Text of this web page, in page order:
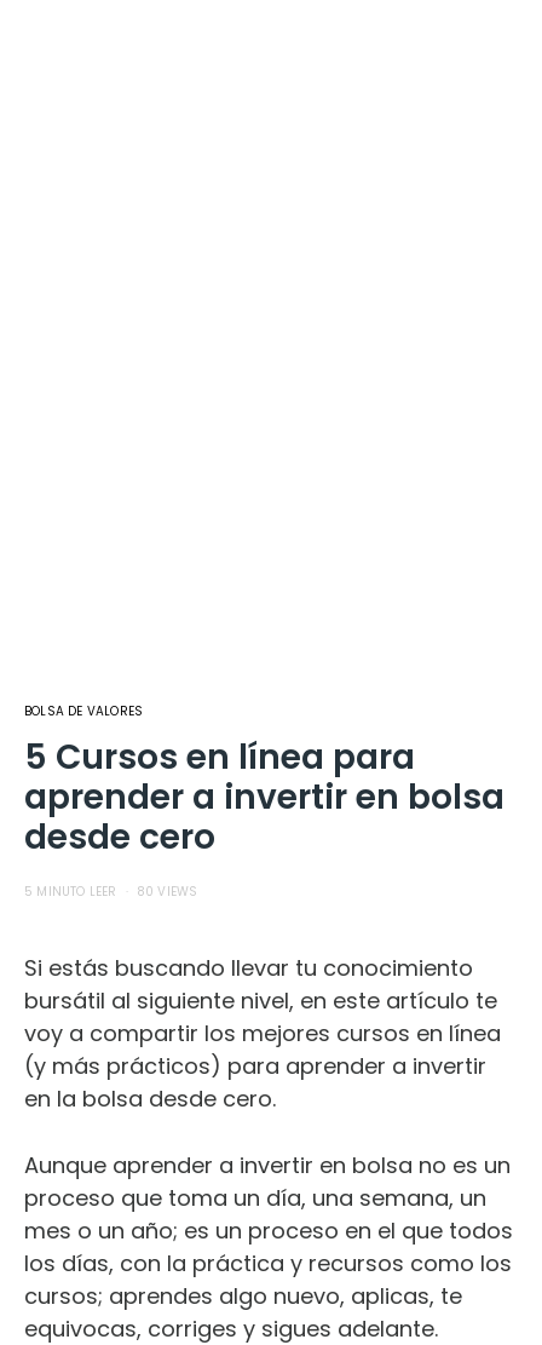
BOLSA DE VALORES
5 Cursos en línea para
aprender a invertir en bolsa
desde cero
5 MINUTO LEER 80 VIEWS
Si estás buscando llevar tu conocimiento
bursátil al siguiente nivel, en este artículo te
voy a compartir los mejores cursos en línea
(y más prácticos) para aprender a invertir
en la bolsa desde cero.
Aunque aprender a invertir en bolsa no es un
proceso que toma un día, una semana, un
mes o un año; es un proceso en el que todos
los días, con la práctica y recursos como los
cursos; aprendes algo nuevo, aplicas, te
equivocas, corriges y sigues adelante.